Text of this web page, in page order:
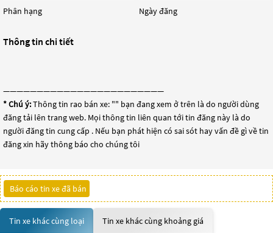
Phân hạng Ngày đăng
Thông tin chi tiết
————————————————————————
* Chú ý:Thông tin rao bán xe: "" bạn đang xem ở trên là do người dùng
đăng tải lên trang web. Mọi thông tin liên quan tới tin đăng này là do
người đăng tin cung cấp . Nếu bạn phát hiện có sai sót hay vấn đề gì về tin
đăng xin hãy thông báo cho chúng tôi
Báo cáo tin xe đã bán
Tin xe khác cùng loại Tin xe khác cùng khoảng giá